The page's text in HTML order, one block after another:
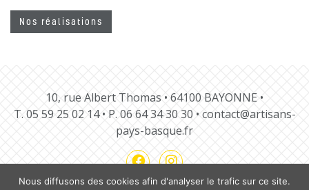
Nos réalisations
10, rue Albert Thomas • 64100 BAYONNE •
T. 05 59 25 02 14• P. 06 64 34 30 30 • contact@artisans-
pays-basque.fr
Nous diffusons des cookies afin d'analyser le trafic sur ce site.